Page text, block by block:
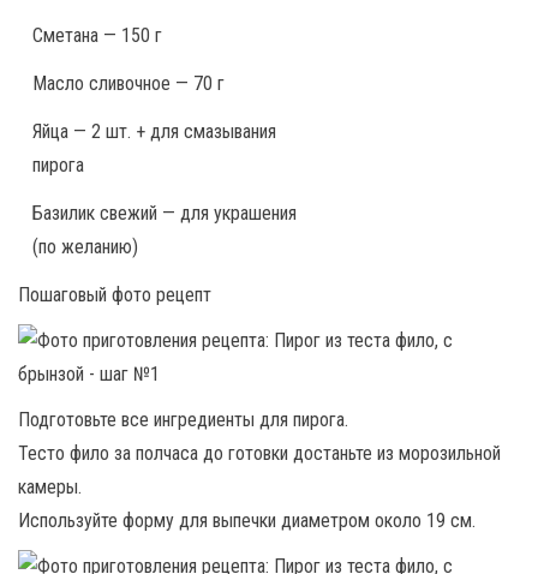
Сметана — 150 г
Масло сливочное — 70 г
Яйца — 2 шт. + для смазывания
пирога
Базилик свежий — для украшения
(по желанию)
Пошаговый фото рецепт
Подготовьте все ингредиенты для пирога.
Тесто фило за полчаса до готовки достаньте из морозильной
камеры.
Используйте форму для выпечки диаметром около 19 см.